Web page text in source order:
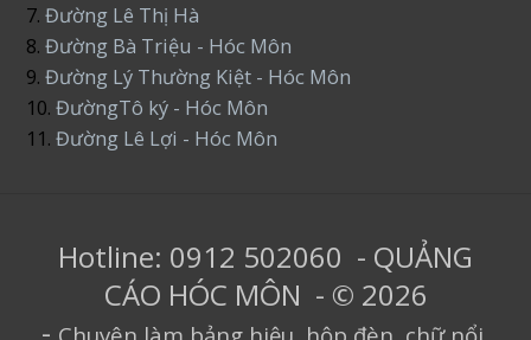
7. Đường Lê Thị Hà
8.Đường Bà Triệu - Hóc Môn
9.Đường Lý Thường Kiệt - Hóc Môn
10.ĐườngTô ký - Hóc Môn
11.Đường Lê Lợi - Hóc Môn
Hotline: 0912 502060 - QUẢNG
CÁO HÓC MÔN - © 2026
-